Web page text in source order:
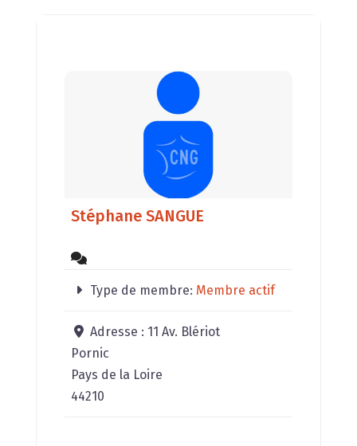
Stéphane SANGUE
Type de membre: Membre actif
Adresse : 11 Av. Blériot
Pornic
Pays de la Loire
44210